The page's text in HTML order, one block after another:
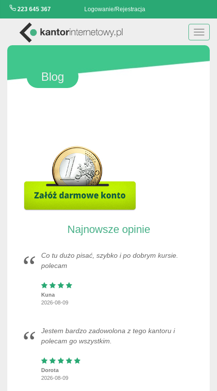
223 645 367 Logowanie/Rejestracja
Blog
Najnowsze opinie
Co tu dużo pisać, szybko i po dobrym kursie.
polecam
Kuna
2026-08-09
Jestem bardzo zadowolona z tego kantoru i
polecam go wszystkim.
Dorota
2026-08-09